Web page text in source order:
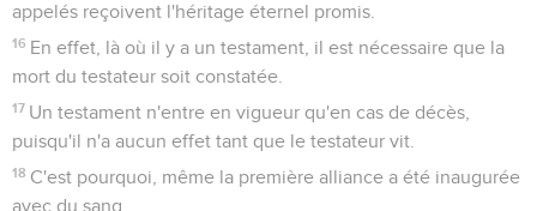
appelés reçoivent l'héritage éternel promis.
16 En effet, là où il y a un testament, il est nécessaire que la
mort du testateur soit constatée.
17 Un testament n'entre en vigueur qu'en cas de décès,
puisqu'il n'a aucun effet tant que le testateur vit.
18 C'est pourquoi, même la première alliance a été inaugurée
avec du sang.